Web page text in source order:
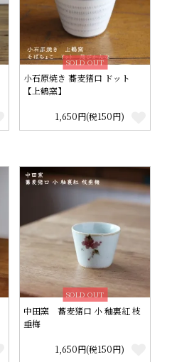
SOLD OUT
小石原焼き 蕎麦猪口 ドット
【上鶴窯】
1,650円(税150円)
SOLD OUT
中田窯 蕎麦猪口 小 釉裏紅 枝
垂梅
1,650円(税150円)